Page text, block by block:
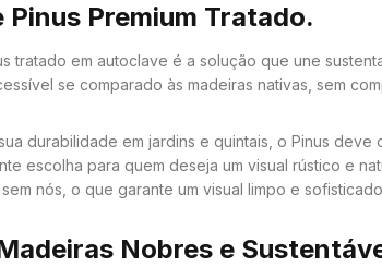
Pinus Premium Tratado.
tratado em autoclave é a solução que une
se comparado às madeiras nativas, sem
durabilidade em jardins e quintais, o Pinus
escolha para quem deseja um visual rústico e
nós, o que garante um visual limpo e
Nobres e